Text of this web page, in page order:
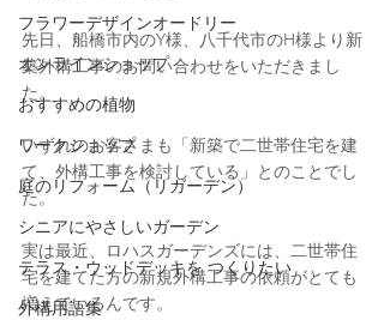
フラワーデザインオードリー
オンラインショップ
おすすめの植物
ワークショップ
庭のリフォーム（リガーデン）
シニアにやさしいガーデン
テラス・ウッドデッキを つくりたい
外構用語集
先日、船橋市内のY様、八千代市のH様より新
築外構工事のお問い合わせをいただきまし
た。
いずれのお客さまも「新築で二世帯住宅を建
て、外構工事を検討している」とのことでし
た。
実は最近、ロハスガーデンズには、二世帯住
宅を建てた方の新規外構工事の依頼がとても
増えているんです。